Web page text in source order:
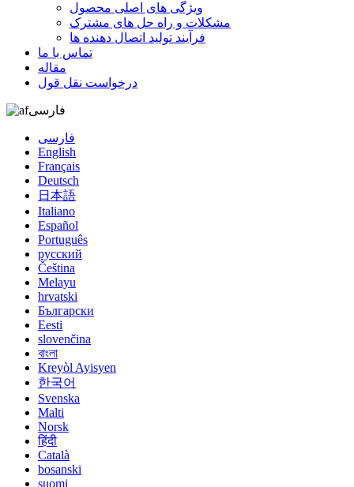
ویژگی های اصلی محصول
مشکلات و راه حل های مشترک
فرآیند تولید اتصال دهنده ها
تماس با ما
مقاله
درخواست نقل قول
فارسی
فارسی
English
Français
Deutsch
日本語
Italiano
Español
Português
русский
Čeština
Melayu
hrvatski
Български
Eesti
slovenčina
বাংলা
Kreyòl Ayisyen
한국어
Svenska
Malti
Norsk
हिंदी
Català
bosanski
suomi